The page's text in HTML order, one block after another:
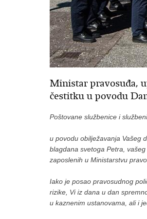
Ministar pravosuđa,
čestitku u povodu
Poštovane službenice i
u povodu obilježavanja Vašeg
blagdana svetoga Petra,
zaposlenih u Ministarstvu
Iako je posao pravosudnog
rizike, Vi iz dana u dan
u kaznenim ustanovama, ali i